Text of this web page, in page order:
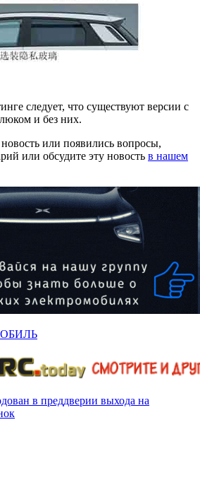
следует, что существуют версии с
и без них.
или появились вопросы,
или обсудите эту новость в нашем
в преддверии выхода на